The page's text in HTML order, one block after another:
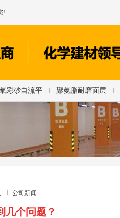
!
彩砂自流平 聚氨脂耐磨面层
公司新闻
几个问题？